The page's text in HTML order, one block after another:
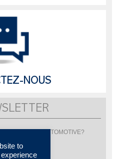
NOUS
de LISI AUTOMOTIVE?
to